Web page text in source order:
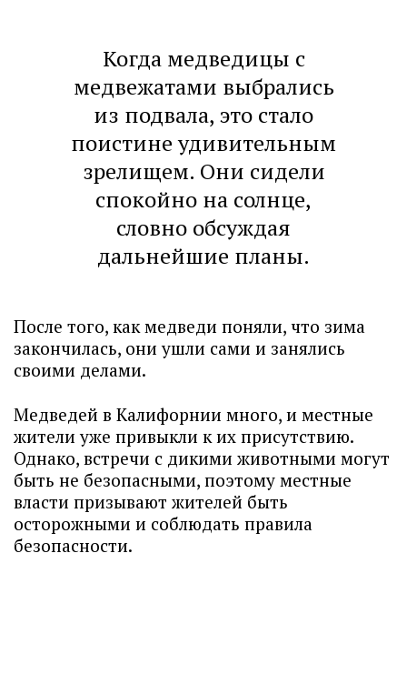
Когда медведицы с
медвежатами выбрались
из подвала, это стало
поистине удивительным
зрелищем. Они сидели
спокойно на солнце,
словно обсуждая
дальнейшие планы.
После того, как медведи поняли, что зима
закончилась, они ушли сами и занялись
своими делами.
Медведей в Калифорнии много, и местные
жители уже привыкли к их присутствию.
Однако, встречи с дикими животными могут
быть не безопасными, поэтому местные
власти призывают жителей быть
осторожными и соблюдать правила
безопасности.